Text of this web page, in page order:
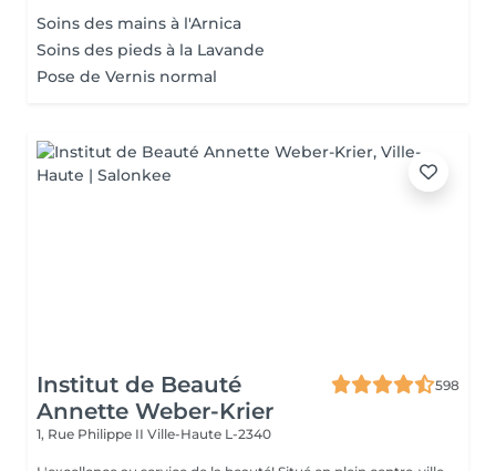
Soins des mains à l'Arnica
Soins des pieds à la Lavande
Pose de Vernis normal
Institut de Beauté
Annette Weber-Krier
598
1, Rue Philippe II Ville-Haute L-2340